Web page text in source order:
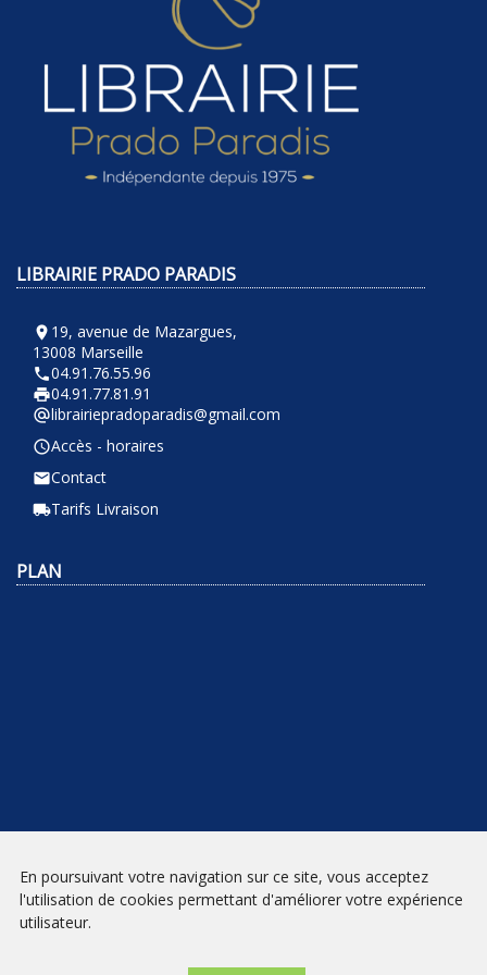
LIBRAIRIE PRADO PARADIS
room 19, avenue de Mazargues,
13008 Marseille
phone04.91.76.55.96
local_printshop04.91.77.81.91
alternate_emaillibrairiepradoparadis@gmail.com
query_builderAccès - horaires
emailContact
local_shippingTarifs Livraison
PLAN
NEWSLETTER
En poursuivant votre navigation sur ce site, vous acceptez
l'utilisation de cookies permettant d'améliorer votre expérience
utilisateur.